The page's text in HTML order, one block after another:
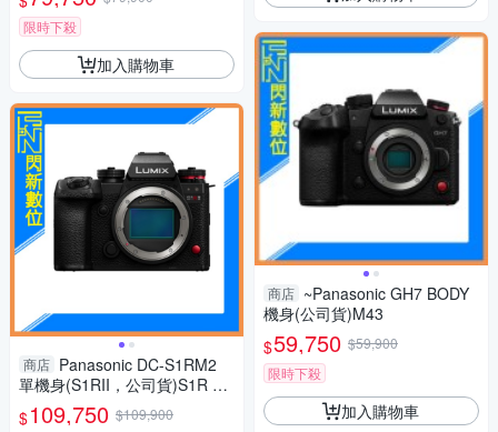
限時下殺
加入購物車
商店 Panasonic DC-S1RM2
單機身(S1RII，公司貨)S1R Ma
rk II S1R2
$109,750 $109,900
商店 ~Panasonic GH7 BODY
機身(公司貨)M43
$59,750 $59,900
限時下殺
加入購物車